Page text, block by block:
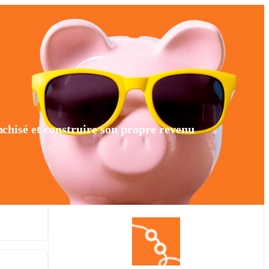
et construire son propre revenu